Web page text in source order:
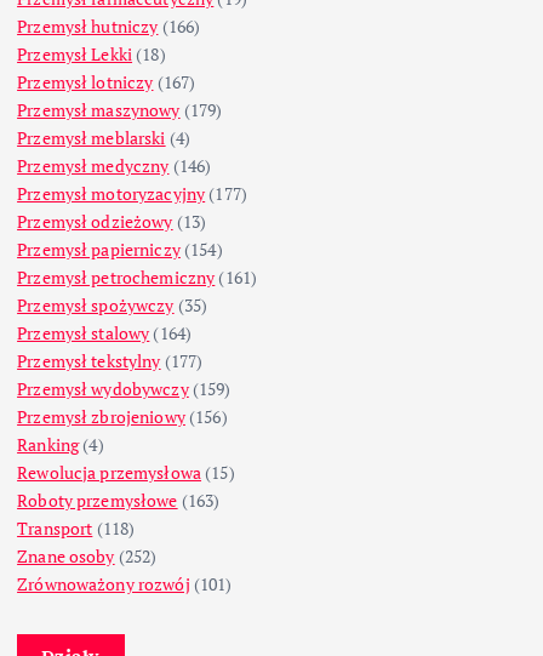
Przemysł hutniczy (166)
Przemysł Lekki (18)
Przemysł lotniczy (167)
Przemysł maszynowy (179)
Przemysł meblarski (4)
Przemysł medyczny (146)
Przemysł motoryzacyjny (177)
Przemysł odzieżowy (13)
Przemysł papierniczy(154)
Przemysł petrochemiczny (161)
Przemysł spożywczy (35)
Przemysł stalowy (164)
Przemysł tekstylny (177)
Przemysł wydobywczy(159)
Przemysł zbrojeniowy(156)
Ranking(4)
Rewolucja przemysłowa (15)
Roboty przemysłowe (163)
Transport (118)
Znane osoby (252)
Zrównoważony rozwój (101)